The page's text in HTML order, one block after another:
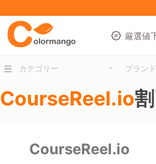
厳選値
カテゴリー - ブランド
CourseReel.io
CourseReel.io